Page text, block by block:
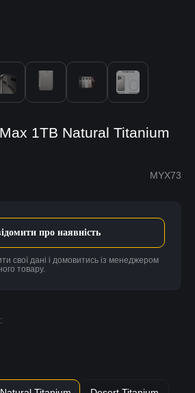
1TB Natural Titanium
MYX73
про наявність
свої дані і домовитись із менеджером
товару.